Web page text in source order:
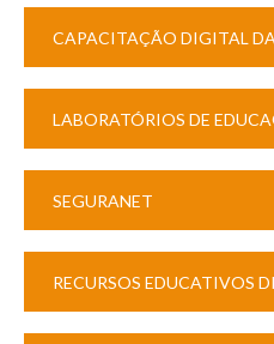
CAPACITAÇÃO DIGITAL
LABORATÓRIOS DE
SEGURANET
RECURSOS EDUCATIVOS